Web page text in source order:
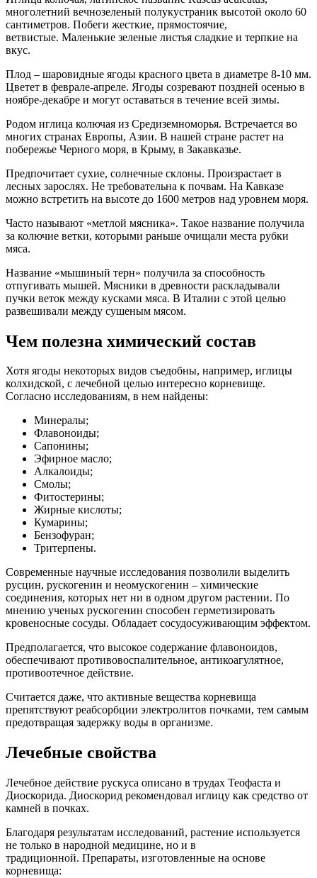
многолетний вечнозеленый полукустраник высотой около 60
сантиметров. Побеги жесткие, прямостоячие,
ветвистые. Маленькие зеленые листья сладкие и терпкие на
вкус.
Плод – шаровидные ягоды красного цвета в диаметре 8-10 мм.
Цветет в феврале-апреле. Ягоды созревают поздней осенью в
ноябре-декабре и могут оставаться в течение всей зимы.
Родом иглица колючая из Средиземноморья. Встречается во
многих странах Европы, Азии. В нашей стране растет на
побережье Черного моря, в Крыму, в Закавказье.
Предпочитает сухие, солнечные склоны. Произрастает в
лесных зарослях. Не требовательна к почвам. На Кавказе
можно встретить на высоте до 1600 метров над уровнем моря.
Часто называют «метлой мясника». Такое название получила
за колючие ветки, которыми раньше очищали места рубки
мяса.
Название «мышиный терн» получила за способность
отпугивать мышей. Мясники в древности раскладывали
пучки веток между кусками мяса. В Италии с этой целью
развешивали между сушеным мясом.
Чем полезна химический состав
Хотя ягоды некоторых видов съедобны, например, иглицы
колхидской, с лечебной целью интересно корневище.
Согласно исследованиям, в нем найдены:
Минералы;
Флавоноиды;
Сапонины;
Эфирное масло;
Алкалоиды;
Смолы;
Фитостерины;
Жирные кислоты;
Кумарины;
Бензофуран;
Тритерпены.
Современные научные исследования позволили выделить
русцин, рускогенин и неомускогенин – химические
соединения, которых нет ни в одном другом растении. По
мнению ученых рускогенин способен герметизировать
кровеносные сосуды. Обладает сосудосуживающим эффектом.
Предполагается, что высокое содержание флавоноидов,
обеспечивают противовоспалительное, антикоагулятное,
противоотечное действие.
Считается даже, что активные вещества корневища
препятствуют реабсорбции электролитов почками, тем самым
предотвращая задержку воды в организме.
Лечебные свойства
Лечебное действие рускуса описано в трудах Теофаста и
Диоскорида. Диоскорид рекомендовал иглицу как средство от
камней в почках.
Благодаря результатам исследований, растение используется
не только в народной медицине, но и в
традиционной. Препараты, изготовленные на основе
корневища: